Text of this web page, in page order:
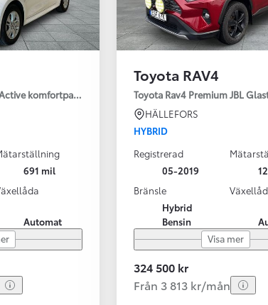
komfortpaket
691 mil
Automat
Toyota RAV4
Toyota Rav4 Premium JBL
HÄLLEFORS
HYBRID
Registrerad
05-2019
Bränsle
Hybrid
Bensin
Visa mer
324 500 kr
Från 3 813 kr/mån